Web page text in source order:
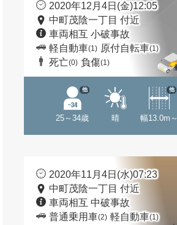
2020年12月4日(金)12:05
中町茂陰一丁目 付近
車両相互 小破事故
軽自動車(1) 原付自転車(1)
死亡(0) 負傷(1)
25～34歳
他
晴 幅13.0m～
他
2020年11月4日(水)07:23
中町茂陰一丁目 付近
車両相互 中破事故
普通乗用車(2) 軽自動車(1)